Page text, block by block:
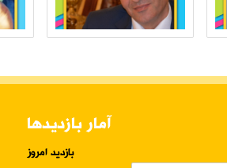
آمار بازدیدها
بازدید امروز